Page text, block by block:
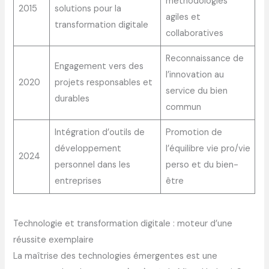
2015
solutions pour la
transformation digitale
agiles et
collaboratives
2020
Engagement vers des
projets responsables et
durables
Reconnaissance de
l’innovation au
service du bien
commun
2024
Intégration d’outils de
développement
personnel dans les
entreprises
Promotion de
l’équilibre vie pro/vie
perso et du bien-
être
Technologie et transformation digitale : moteur d’une
réussite exemplaire
La maîtrise des technologies émergentes est une